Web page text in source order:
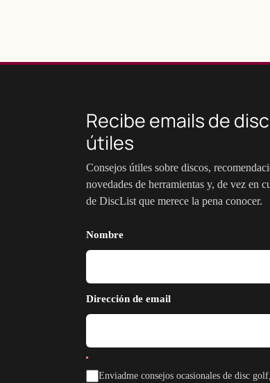
Recibe emails de
útiles
Consejos útiles sobre discos,
novedades de herramientas y, de vez en
de DiscList que merece la pena conocer.
Nombre
Dirección de email
Enviadme consejos ocasionales de disc